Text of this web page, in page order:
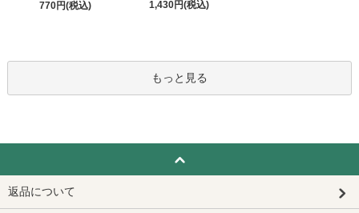
770円(税込)
1,430円(税込)
もっと見る
返品について